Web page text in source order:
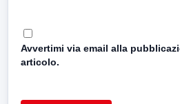
Avvertimi via email alla
articolo.